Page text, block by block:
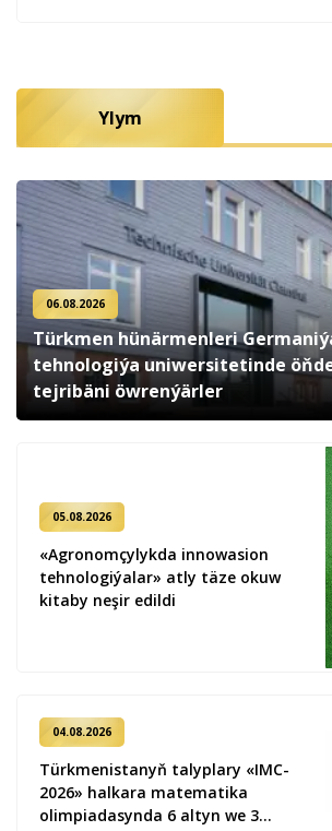
Ylym
06.08.2026
Türkmen hünärmenleri
tehnologiýa uniwersitetinde
tejribäni öwrenýärler
05.08.2026
«Agronomçylykda innowasion
tehnologiýalar» atly täze okuw
kitaby neşir edildi
04.08.2026
Türkmenistanyň talyplary «IMC-
2026» halkara matematika
olimpiadasynda 6 altyn we 3